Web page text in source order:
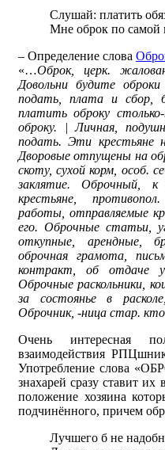
Слушай: платить
Мне оброк по самой
– Определение слова
«…Оброк, церк.
Довольни будите
подать, плата и сбор,
платить оброку
оброку. | Личная,
подать. Эти крестьяне
Дворовые отпущены на
скоту, сухой корм, особ.
заклятие. Оброчный,
крестьяне,
работы, отправляемые
его. Оброчные статьи,
откупные, арендные,
оброчная грамота,
контракт, об отдаче
Оброчные раскольники,
за состоянье в
Оброчник, -ница стар.
Очень интересная
взаимодействия
Употребление слова
знахарей сразу ставит
положение хозяина
подчинённого, причем
Лучшего б не